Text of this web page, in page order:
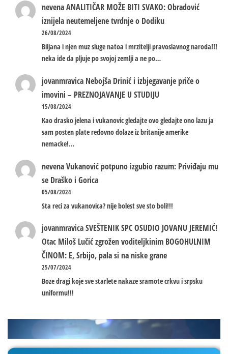
nevenaANALITIČAR MOŽE BITI SVAKO: Obradović
iznijela neutemeljene tvrdnje o Dodiku
26/08/2024
Biljana i njen muz sluge natoa i mrzitelji pravoslavnog naroda!!!
neka ide da pljuje po svojoj zemlji a ne po…
jovanmravica Nebojša Drinić i izbjegavanje priče o
imovini – PREZNOJAVANJE U STUDIJU
15/08/2024
Kao drasko jelena i vukanovic gledajte ovo gledajte ono lazu ja
sam posten plate redovno dolaze iz britanije amerike
nemacke!…
nevenaVukanović potpuno izgubio razum: Priviđaju mu
se Draško i Gorica
05/08/2024
Sta reci za vukanovica? nije bolest sve sto boli!!!
jovanmravicaSVEŠTENIK SPC OSUDIO JOVANU JEREMIĆ!
Otac Miloš Lučić zgrožen voditeljkinim BOGOHULNIM
ČINOM: E, Srbijo, pala si na niske grane
25/07/2024
Boze dragi koje sve starlete nakaze sramote crkvu i srpsku
uniformu!!!